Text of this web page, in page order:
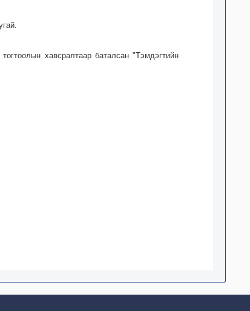
хавсралтаар баталсан "Тэмдэгтийн